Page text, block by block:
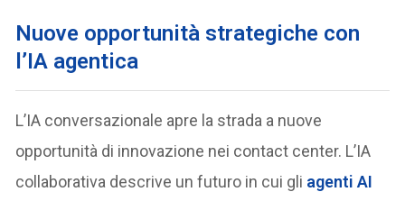
Nuove opportunità strategiche con
l’IA agentica
L’IA conversazionale apre la strada a nuove
opportunità di innovazione nei contact center. L’IA
collaborativa descrive un futuro in cui gli agenti AI